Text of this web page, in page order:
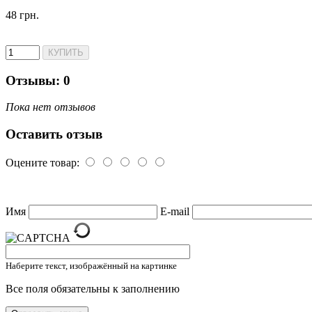
48 грн.
Отзывы: 0
Пока нет отзывов
Оставить отзыв
Оцените товар:
Имя E-mail
Наберите текст, изображённый на картинке
Все поля обязательны к заполнению